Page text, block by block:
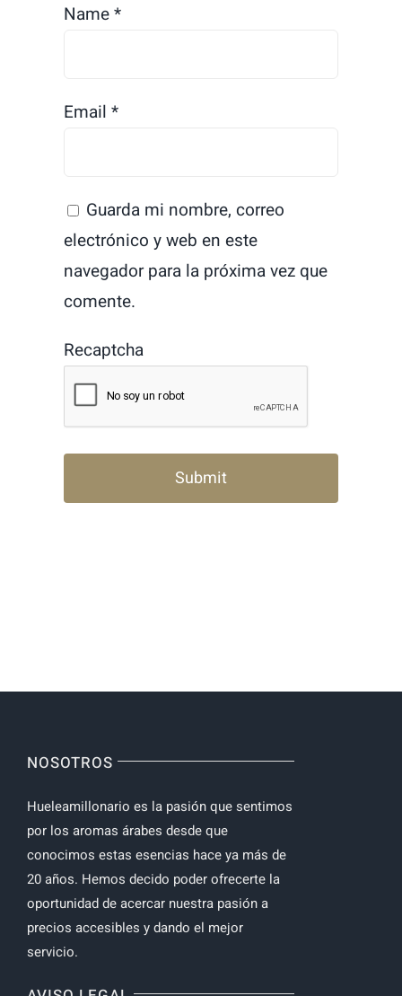
Name*
Email *
Guarda mi nombre, correo
electrónico y web en este
navegador para la próxima vez que
comente.
Recaptcha
NOSOTROS
Hueleamillonario es la pasión que sentimos
por los aromas árabes desde que
conocimos estas esencias hace ya más de
20 años. Hemos decido poder ofrecerte la
oportunidad de acercar nuestra pasión a
precios accesibles y dando el mejor
servicio.